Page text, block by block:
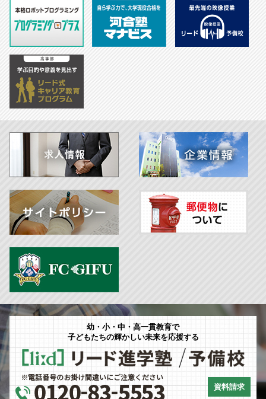
幼・小・中・高一貫教育で
子どもたちの輝かしい未来を応援する
資料請求